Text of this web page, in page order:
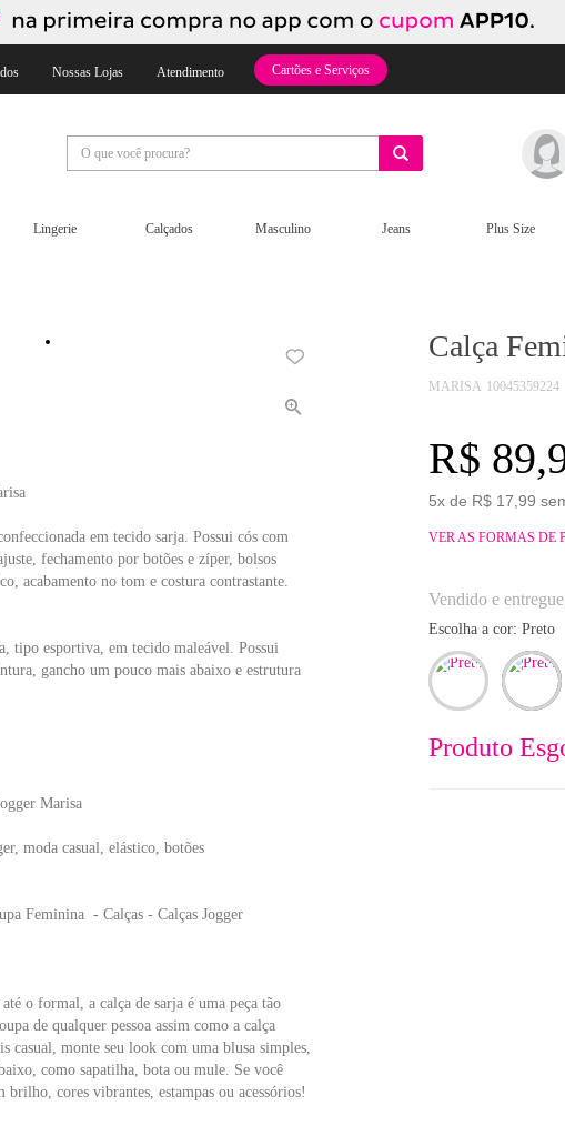
Nossas Lojas Atendimento Cartões e Serviços
Lingerie Calçados Masculino Jeans Plus Size
em tecido sarja. Possui cós com
fechamento por botões e zíper, bolsos
acabamento no tom e costura contrastante.
tipo esportiva, em tecido maleável. Possui
gancho um pouco mais abaixo e estrutura
Marisa
moda casual, elástico, botões
Feminina - Calças - Calças Jogger
o formal, a calça de sarja é uma peça tão
de qualquer pessoa assim como a calça
casual, monte seu look com uma blusa simples,
como sapatilha, bota ou mule. Se você
brilho, cores vibrantes, estampas ou acessórios!
Calça
MARISA 10045359224
R$
5x de R$ 17,99
VER AS FORMAS DE
Vendido e
Escolha a cor: preto
Produto